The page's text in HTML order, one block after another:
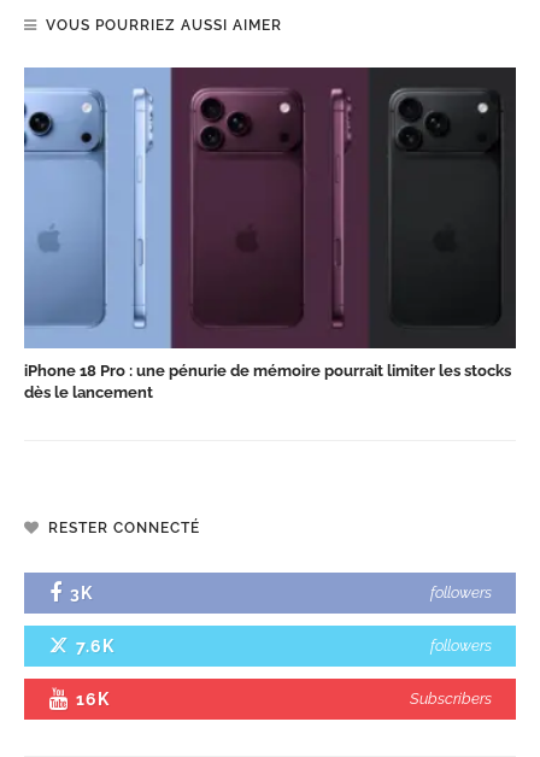
VOUS POURRIEZ AUSSI AIMER
iPhone 18 Pro : une pénurie de mémoire pourrait limiter les stocks
dès le lancement
RESTER CONNECTÉ
3K followers
7.6K followers
16K Subscribers